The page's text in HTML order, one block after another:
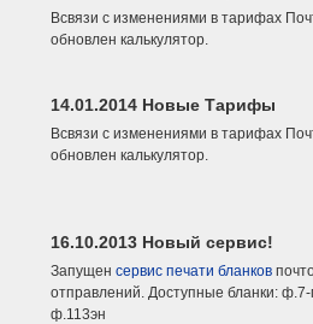
Всвязи с изменениями в тарифах
обновлен калькулятор.
14.01.2014 Новые Тарифы
Всвязи с изменениями в тарифах
обновлен калькулятор.
16.10.2013 Новый сервис!
Запущен сервис печати бланков
отправлений. Доступные бланки:
ф.113эн